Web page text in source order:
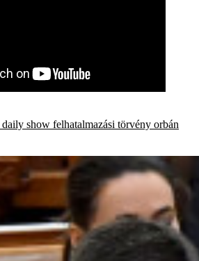
daily show felhatalmazási törvény orbán